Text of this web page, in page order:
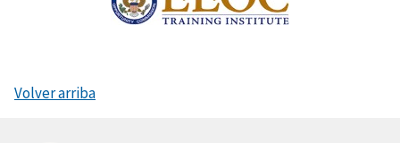
Volver arriba